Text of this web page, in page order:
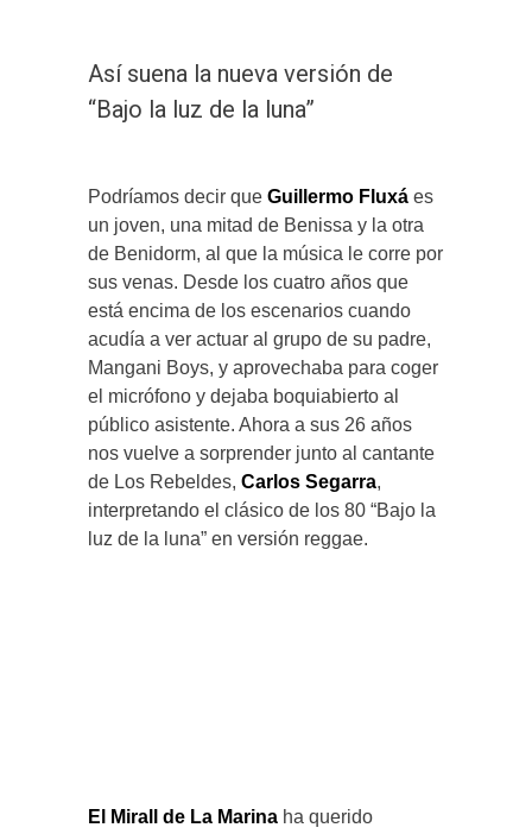
Así suena la nueva versión de
“Bajo la luz de la luna”
Podríamos decir que Guillermo Fluxá es
un joven, una mitad de Benissa y la otra
de Benidorm, al que la música le corre por
sus venas. Desde los cuatro años que
está encima de los escenarios cuando
acudía a ver actuar al grupo de su padre,
Mangani Boys, y aprovechaba para coger
el micrófono y dejaba boquiabierto al
público asistente. Ahora a sus 26 años
nos vuelve a sorprender junto al cantante
de Los Rebeldes, Carlos Segarra,
interpretando el clásico de los 80 “Bajo la
luz de la luna” en versión reggae.
El Mirall de La Marina ha querido